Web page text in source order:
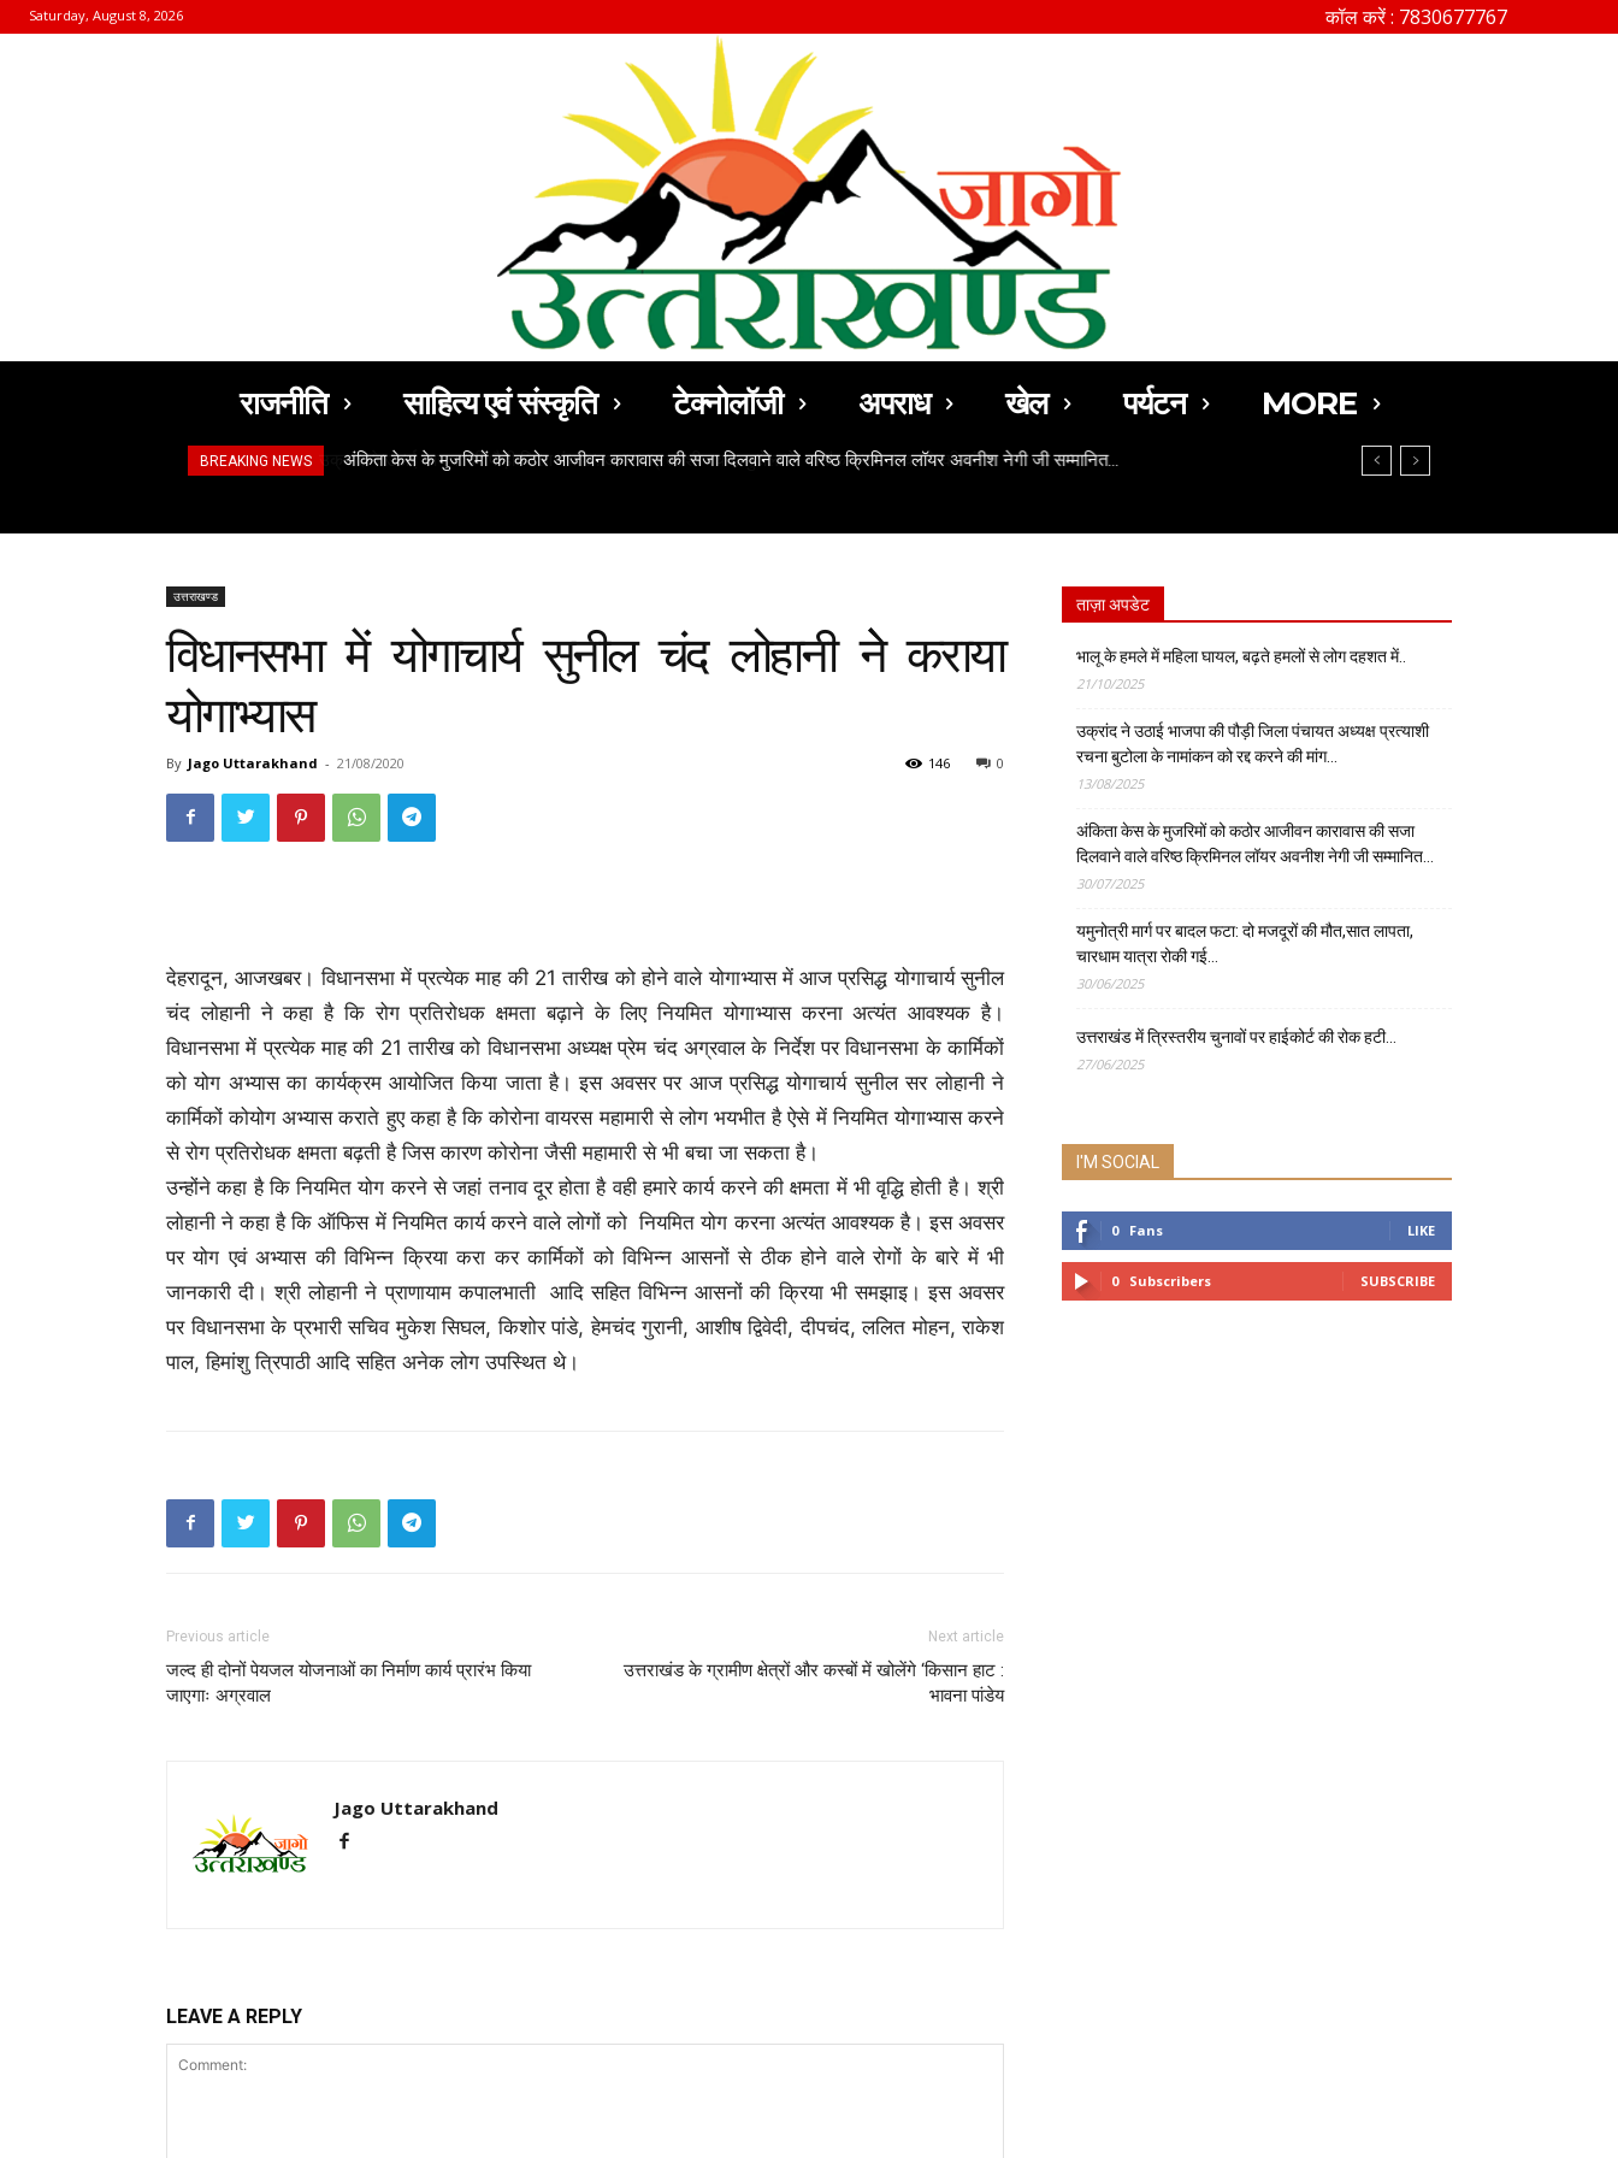
Saturday, August 8, 2026 कॉल करें : 7830677767
राजनीति साहित्य एवं संस्कृति टेक्नोलॉजी अपराध खेल पर्यटन MORE
BREAKING NEWS अंकिता केस के मुजरिमों को कठोर आजीवन कारावास की सजा दिलवाने वाले वरिष्ठ क्रिमिनल लॉयर अवनीश नेगी जी सम्मानित…
उत्तराखण्ड
विधानसभा में योगाचार्य सुनील चंद लोहानी नेे कराया
योगाभ्यास
By Jago Uttarakhand - 21/08/2020 0
146
देहरादून, आजखबर। विधानसभा में प्रत्येक माह की 21 तारीख को होने वाले योगाभ्यास में आज प्रसिद्ध योगाचार्य सुनील
चंद लोहानी ने कहा है कि रोग प्रतिरोधक क्षमता बढ़ाने के लिए नियमित योगाभ्यास करना अत्यंत आवश्यक है।
विधानसभा में प्रत्येक माह की 21 तारीख को विधानसभा अध्यक्ष प्रेम चंद अग्रवाल के निर्देश पर विधानसभा के कार्मिकों
को योग अभ्यास का कार्यक्रम आयोजित किया जाता है। इस अवसर पर आज प्रसिद्ध योगाचार्य सुनील सर लोहानी ने
कार्मिकों कोयोग अभ्यास कराते हुए कहा है कि कोरोना वायरस महामारी से लोग भयभीत है ऐसे में नियमित योगाभ्यास करने
से रोग प्रतिरोधक क्षमता बढ़ती है जिस कारण कोरोना जैसी महामारी से भी बचा जा सकता है।
उन्होंने कहा है कि नियमित योग करने से जहां तनाव दूर होता है वही हमारे कार्य करने की क्षमता में भी वृद्धि होती है। श्री
लोहानी ने कहा है कि ऑफिस में नियमित कार्य करने वाले लोगों को नियमित योग करना अत्यंत आवश्यक है। इस अवसर
पर योग एवं अभ्यास की विभिन्न क्रिया करा कर कार्मिकों को विभिन्न आसनों से ठीक होने वाले रोगों के बारे में भी
जानकारी दी। श्री लोहानी ने प्राणायाम कपालभाती आदि सहित विभिन्न आसनों की क्रिया भी समझाइ। इस अवसर
पर विधानसभा के प्रभारी सचिव मुकेश सिघल, किशोर पांडे, हेमचंद गुरानी, आशीष द्विवेदी, दीपचंद, ललित मोहन, राकेश
पाल, हिमांशु त्रिपाठी आदि सहित अनेक लोग उपस्थित थे।
Previous article
जल्द ही दोनों पेयजल योजनाओं का निर्माण कार्य प्रारंभ किया
जाएगाः अग्रवाल
Next article
उत्तराखंड के ग्रामीण क्षेत्रों और कस्बों में खोलेंगे ‘किसान हाट :
भावना पांडेय
Jago Uttarakhand
LEAVE A REPLY
ताज़ा अपडेट
भालू के हमले में महिला घायल, बढ़ते हमलों से लोग दहशत में..
21/10/2025
उक्रांद ने उठाई भाजपा की पौड़ी जिला पंचायत अध्यक्ष प्रत्याशी
रचना बुटोला के नामांकन को रद्द करने की मांग…
13/08/2025
अंकिता केस के मुजरिमों को कठोर आजीवन कारावास की सजा
दिलवाने वाले वरिष्ठ क्रिमिनल लॉयर अवनीश नेगी जी सम्मानित…
30/07/2025
यमुनोत्री मार्ग पर बादल फटा: दो मजदूरों की मौत,सात लापता,
चारधाम यात्रा रोकी गई…
30/06/2025
उत्तराखंड में त्रिस्तरीय चुनावों पर हाईकोर्ट की रोक हटी…
27/06/2025
I'M SOCIAL
0 Fans LIKE
0 Subscribers SUBSCRIBE